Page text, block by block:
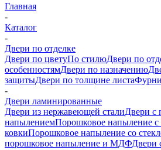
Главная
-
Каталог
-
Двери по отделке
Двери по цветуПо стилюДвери по
особенностямДвери по назначению
защитыДвери по толщине листа
-
Двери ламинированные
Двери из нержавеющей сталиДвери с
напылениемПорошковое напыление с
ковкиПорошковое напыление со
порошковое напыление и МДФДвери